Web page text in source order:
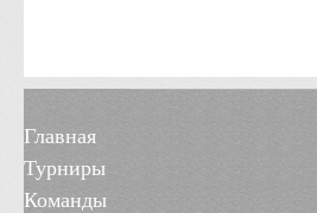
Главная
Турниры
Команды